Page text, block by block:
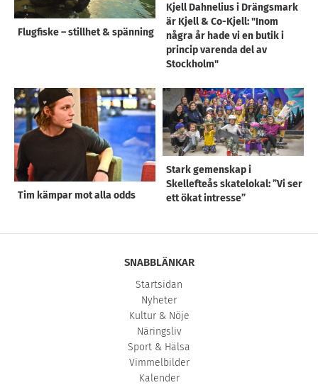
Flugfiske – stillhet & spänning
Kjell Dahnelius i Drängsmark
är Kjell & Co-Kjell: "Inom
några år hade vi en butik i
princip varenda del av
Stockholm"
Tim kämpar mot alla odds
Stark gemenskap i
Skellefteås skatelokal: ”Vi ser
ett ökat intresse”
SNABBLÄNKAR
Startsidan
Nyheter
Kultur & Nöje
Näringsliv
Sport & Hälsa
Vimmelbilder
Kalender